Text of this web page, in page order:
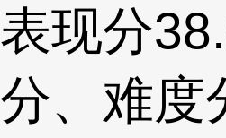
表现分
分、难度